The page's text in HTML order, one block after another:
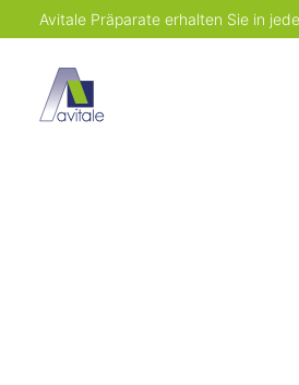
Avitale Präparate erhalten Sie in